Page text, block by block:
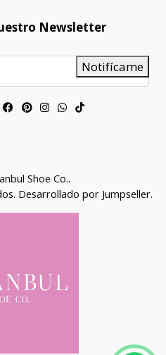
Newsletter
Notifícame
Shoe Co..
Desarrollado por Jumpseller.